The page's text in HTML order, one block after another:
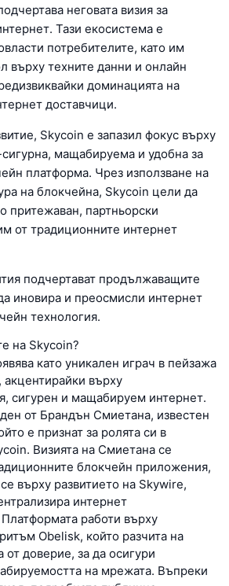
неговата визия за
Тази екосистема е
потребителите, като им
върху техните данни и онлайн
доминацията на
доставчици.
Skycoin е запазил фокус върху
мащабируема и удобна за
платформа. Чрез използване на
на блокчейна, Skycoin цели да
притежаван, партньорски
от традиционните интернет
подчертават продължаващите
иновира и преосмисли интернет
технология.
на Skycoin?
като уникален играч в пейзажа
акцентирайки върху
сигурен и мащабируем интернет.
от Брандън Смиетана, известен
е признат за ролята си в
Визията на Смиетана се
блокчейн приложения,
върху развитието на Skywire,
интернет
работи върху
Obelisk, който разчита на
доверие, за да осигури
на мрежата. Въпреки